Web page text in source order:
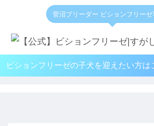
菅沼ブリーダー ビションフリー
ビションフリーゼの子犬を迎えたい方は